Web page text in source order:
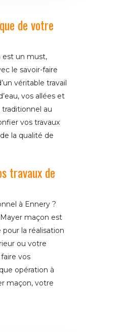
de votre
est un must,
le savoir-faire
véritable travail
vos allées et
au
vos travaux
la qualité de
travaux de
à Ennery ?
maçon est
la réalisation
ou votre
vos
opération à
maçon, votre